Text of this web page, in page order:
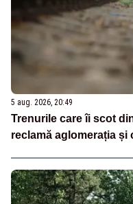
5 aug. 2026, 20:49
Trenurile care îi scot
reclamă aglomerația